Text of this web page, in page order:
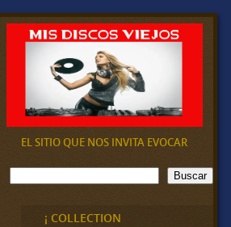
EL SITIO QUE NOS INVITA EVOCAR
B
u
Buscar
¡ COLLECTION